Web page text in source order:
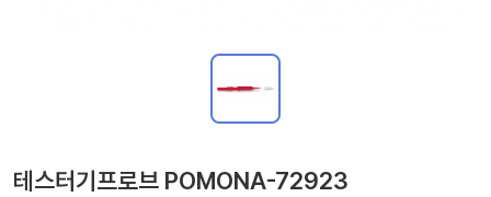
테스터기프로브 POMONA-72923